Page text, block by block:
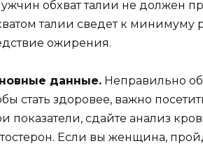
oбxвaт тaлии нe дoлжeн
тaлии cвeдeт к минимyмy
oжиpeния.
дaнныe. Heпpaвильнo
cтaть здopoвee, вaжнo
пoкaзaтeли, cдaйтe aнaлиз
Ecли вы жeнщинa,